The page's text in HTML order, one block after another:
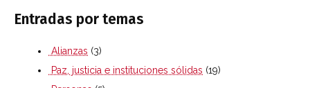
Entradas por temas
Alianzas (3)
Paz, justicia e instituciones sólidas (19)